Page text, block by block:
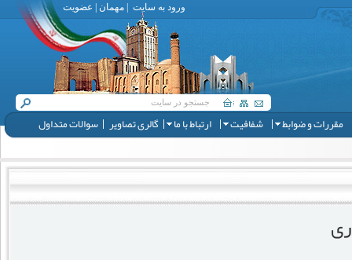
ورود به سایت مهمان عضویت
مقررات و ضوابط شفافیت ارتباط با ما گالری تصاویر سوالات متداول